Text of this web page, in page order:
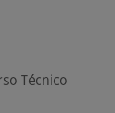
Técnico